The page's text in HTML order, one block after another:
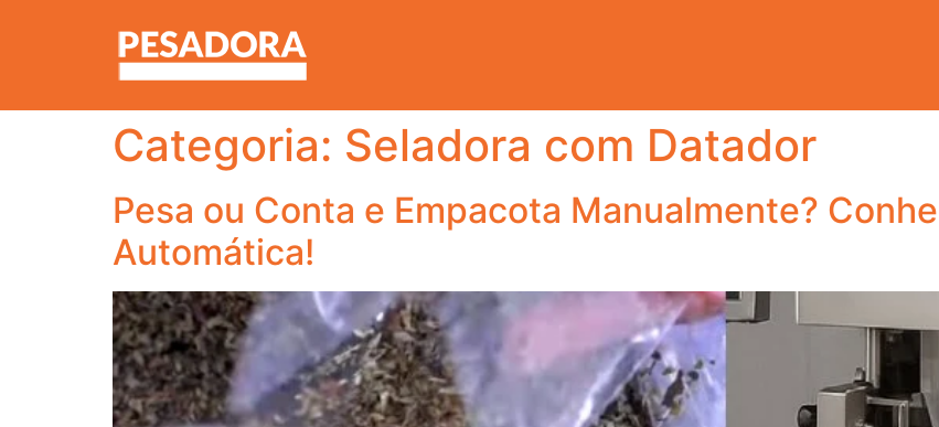
Categoria: Seladora com Datador
Pesa ou Conta e Empacota Manualmente?
Automática!